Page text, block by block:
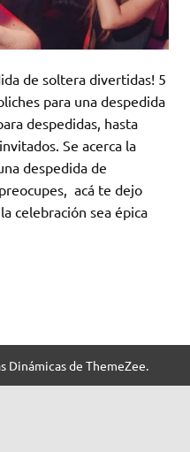
de soltera divertidas! 5
para una despedida
despedidas, hasta
Se acerca la
despedida de
acá te dejo
celebración sea épica
Dinámicas de ThemeZee.